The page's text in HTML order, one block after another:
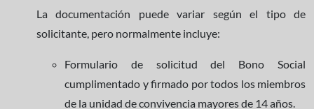
La documentación puede variar según el tipo de
solicitante, pero normalmente incluye:
Formulario de solicitud del Bono Social
cumplimentado y firmado por todos los miembros
de la unidad de convivencia mayores de 14 años.